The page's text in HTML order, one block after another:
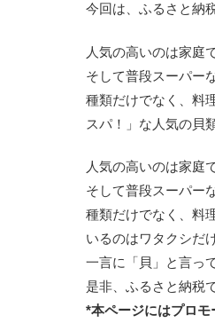
今回は、ふるさと納
人気の高いのは家庭
そして普段スーパー
種類だけでなく、料
スパ！」な人気の貝
人気の高いのは家庭
そして普段スーパー
種類だけでなく、料
いるのはワタクシだ
一言に「貝」と言っ
是非、ふるさと納税
*本ページにはプロモ